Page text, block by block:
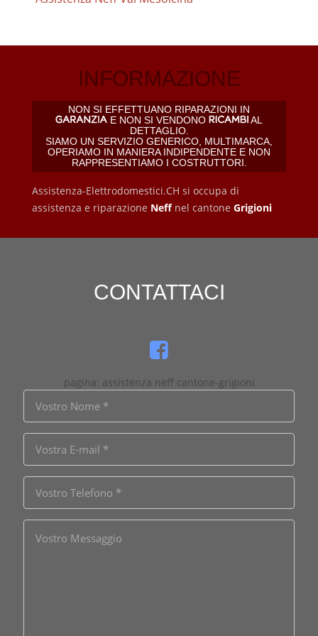
INFORMAZIONE
NON SI EFFETTUANO RIPARAZIONI IN
E NON SI VENDONO
AL
DETTAGLIO.
SIAMO UN SERVIZIO GENERICO, MULTIMARCA,
OPERIAMO IN MANIERA INDIPENDENTE E NON
RAPPRESENTIAMO I COSTRUTTORI.
Assistenza-Elettrodomestici.CH si occupa di
assistenza e riparazione Neffnel cantone Grigioni
CONTATTACI
pagina: assistenza neff cantone-grigioni